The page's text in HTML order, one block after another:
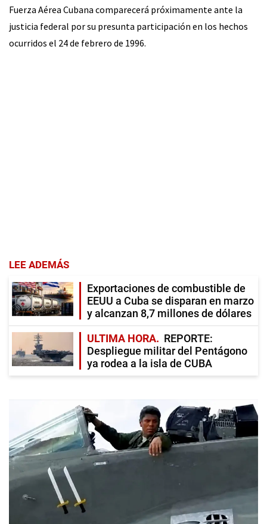
Fuerza Aérea Cubana comparecerá próximamente ante la
justicia federal por su presunta participación en los hechos
ocurridos el 24 de febrero de 1996.
LEE ADEMÁS
Exportaciones de combustible de
EEUU a Cuba se disparan en marzo
y alcanzan 8,7 millones de dólares
ULTIMA HORA
REPORTE:
Despliegue militar del Pentágono
ya rodea a la isla de CUBA